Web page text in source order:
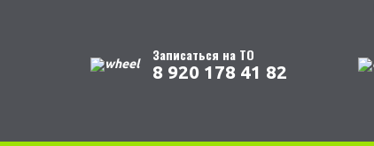
Записаться на ТО
8 920 178 41 82